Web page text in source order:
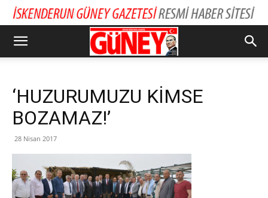
‘HUZURUMUZU KİMSE
BOZAMAZ!’
28 Nisan 2017